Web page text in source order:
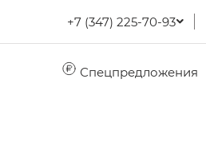
+7 (347) 225-70-93
Спецпредложения